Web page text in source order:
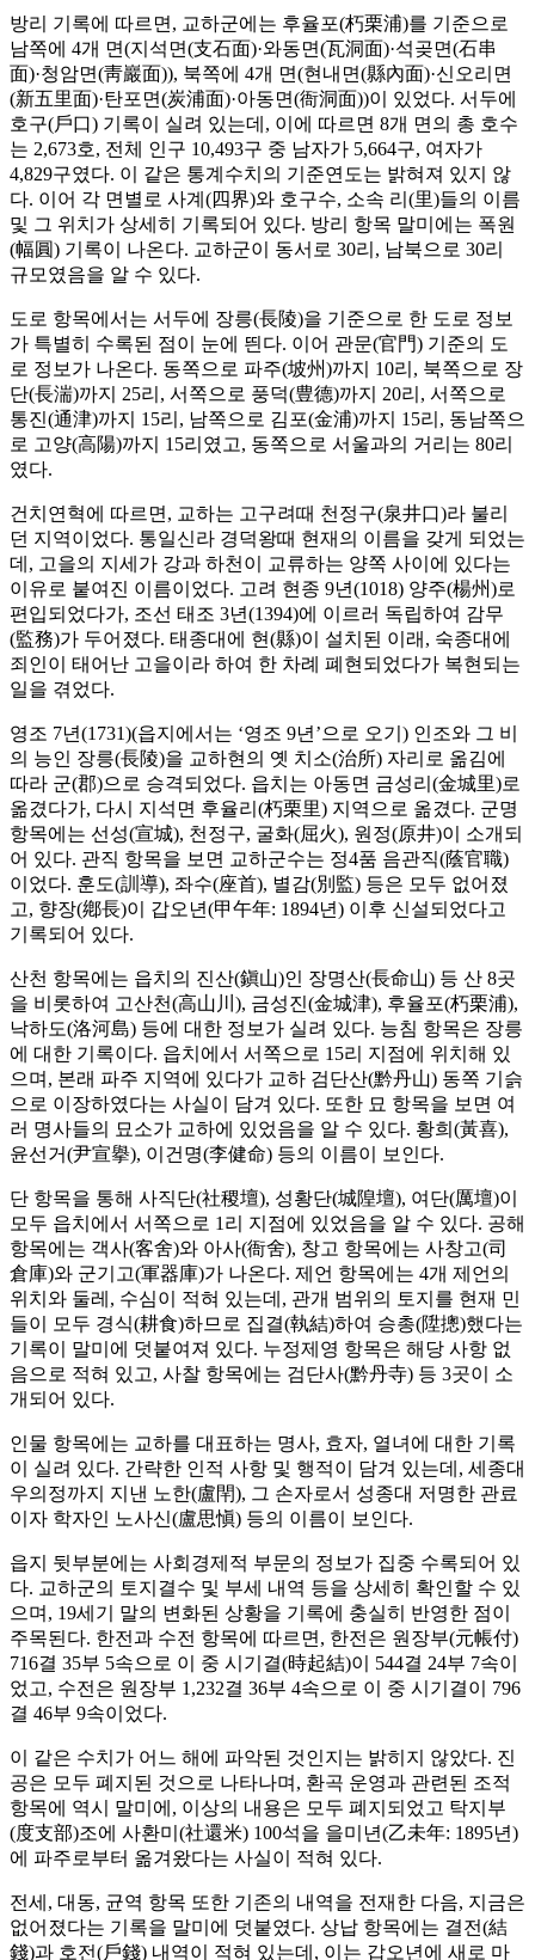
방리 기록에 따르면, 교하군에는 후율포(朽栗浦)를 기준으로
남쪽에 4개 면(지석면(支石面)·와동면(瓦洞面)·석곶면(石串
面)·청암면(靑巖面)), 북쪽에 4개 면(현내면(縣內面)·신오리면
(新五里面)·탄포면(炭浦面)·아동면(衙洞面))이 있었다. 서두에
호구(戶口) 기록이 실려 있는데, 이에 따르면 8개 면의 총 호수
는 2,673호, 전체 인구 10,493구 중 남자가 5,664구, 여자가
4,829구였다. 이 같은 통계수치의 기준연도는 밝혀져 있지 않
다. 이어 각 면별로 사계(四界)와 호구수, 소속 리(里)들의 이름
및 그 위치가 상세히 기록되어 있다. 방리 항목 말미에는 폭원
(幅圓) 기록이 나온다. 교하군이 동서로 30리, 남북으로 30리
규모였음을 알 수 있다.
도로 항목에서는 서두에 장릉(長陵)을 기준으로 한 도로 정보
가 특별히 수록된 점이 눈에 띈다. 이어 관문(官門) 기준의 도
로 정보가 나온다. 동쪽으로 파주(坡州)까지 10리, 북쪽으로 장
단(長湍)까지 25리, 서쪽으로 풍덕(豊德)까지 20리, 서쪽으로
통진(通津)까지 15리, 남쪽으로 김포(金浦)까지 15리, 동남쪽으
로 고양(高陽)까지 15리였고, 동쪽으로 서울과의 거리는 80리
였다.
건치연혁에 따르면, 교하는 고구려때 천정구(泉井口)라 불리
던 지역이었다. 통일신라 경덕왕때 현재의 이름을 갖게 되었는
데, 고을의 지세가 강과 하천이 교류하는 양쪽 사이에 있다는
이유로 붙여진 이름이었다. 고려 현종 9년(1018) 양주(楊州)로
편입되었다가, 조선 태조 3년(1394)에 이르러 독립하여 감무
(監務)가 두어졌다. 태종대에 현(縣)이 설치된 이래, 숙종대에
죄인이 태어난 고을이라 하여 한 차례 폐현되었다가 복현되는
일을 겪었다.
영조 7년(1731)(읍지에서는 ‘영조 9년’으로 오기) 인조와 그 비
의 능인 장릉(長陵)을 교하현의 옛 치소(治所) 자리로 옮김에
따라 군(郡)으로 승격되었다. 읍치는 아동면 금성리(金城里)로
옮겼다가, 다시 지석면 후율리(朽栗里) 지역으로 옮겼다. 군명
항목에는 선성(宣城), 천정구, 굴화(屈火), 원정(原井)이 소개되
어 있다. 관직 항목을 보면 교하군수는 정4품 음관직(蔭官職)
이었다. 훈도(訓導), 좌수(座首), 별감(別監) 등은 모두 없어졌
고, 향장(鄕長)이 갑오년(甲午年: 1894년) 이후 신설되었다고
기록되어 있다.
산천 항목에는 읍치의 진산(鎭山)인 장명산(長命山) 등 산 8곳
을 비롯하여 고산천(高山川), 금성진(金城津), 후율포(朽栗浦),
낙하도(洛河島) 등에 대한 정보가 실려 있다. 능침 항목은 장릉
에 대한 기록이다. 읍치에서 서쪽으로 15리 지점에 위치해 있
으며, 본래 파주 지역에 있다가 교하 검단산(黔丹山) 동쪽 기슭
으로 이장하였다는 사실이 담겨 있다. 또한 묘 항목을 보면 여
러 명사들의 묘소가 교하에 있었음을 알 수 있다. 황희(黃喜),
윤선거(尹宣擧), 이건명(李健命) 등의 이름이 보인다.
단 항목을 통해 사직단(社稷壇), 성황단(城隍壇), 여단(厲壇)이
모두 읍치에서 서쪽으로 1리 지점에 있었음을 알 수 있다. 공해
항목에는 객사(客舍)와 아사(衙舍), 창고 항목에는 사창고(司
倉庫)와 군기고(軍器庫)가 나온다. 제언 항목에는 4개 제언의
위치와 둘레, 수심이 적혀 있는데, 관개 범위의 토지를 현재 민
들이 모두 경식(耕食)하므로 집결(執結)하여 승총(陞摠)했다는
기록이 말미에 덧붙여져 있다. 누정제영 항목은 해당 사항 없
음으로 적혀 있고, 사찰 항목에는 검단사(黔丹寺) 등 3곳이 소
개되어 있다.
인물 항목에는 교하를 대표하는 명사, 효자, 열녀에 대한 기록
이 실려 있다. 간략한 인적 사항 및 행적이 담겨 있는데, 세종대
우의정까지 지낸 노한(盧閈), 그 손자로서 성종대 저명한 관료
이자 학자인 노사신(盧思愼) 등의 이름이 보인다.
읍지 뒷부분에는 사회경제적 부문의 정보가 집중 수록되어 있
다. 교하군의 토지결수 및 부세 내역 등을 상세히 확인할 수 있
으며, 19세기 말의 변화된 상황을 기록에 충실히 반영한 점이
주목된다. 한전과 수전 항목에 따르면, 한전은 원장부(元帳付)
716결 35부 5속으로 이 중 시기결(時起結)이 544결 24부 7속이
었고, 수전은 원장부 1,232결 36부 4속으로 이 중 시기결이 796
결 46부 9속이었다.
이 같은 수치가 어느 해에 파악된 것인지는 밝히지 않았다. 진
공은 모두 폐지된 것으로 나타나며, 환곡 운영과 관련된 조적
항목에 역시 말미에, 이상의 내용은 모두 폐지되었고 탁지부
(度支部)조에 사환미(社還米) 100석을 을미년(乙未年: 1895년)
에 파주로부터 옮겨왔다는 사실이 적혀 있다.
전세, 대동, 균역 항목 또한 기존의 내역을 전재한 다음, 지금은
없어졌다는 기록을 말미에 덧붙였다. 상납 항목에는 결전(結
錢)과 호전(戶錢) 내역이 적혀 있는데, 이는 갑오년에 새로 마